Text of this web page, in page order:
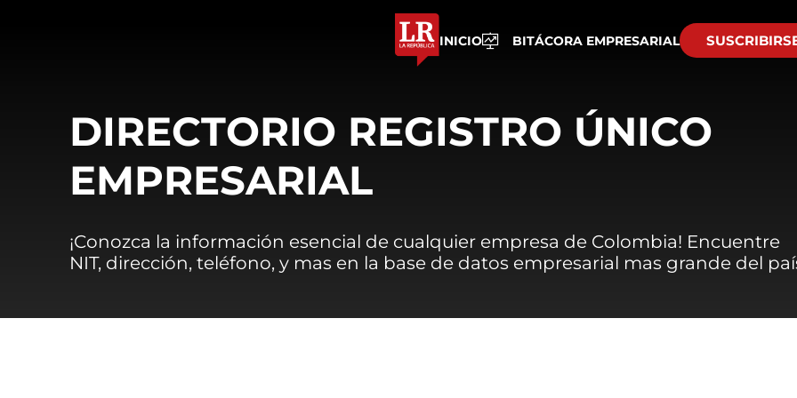
INICIO BITÁCORA EMPRESARIAL
DIRECTORIO REGISTRO ÚNICO
EMPRESARIAL
¡Conozca la información esencial de cualquier empresa de Colombia! Encuentre
NIT, dirección, teléfono, y mas en la base de datos empresarial mas grande del